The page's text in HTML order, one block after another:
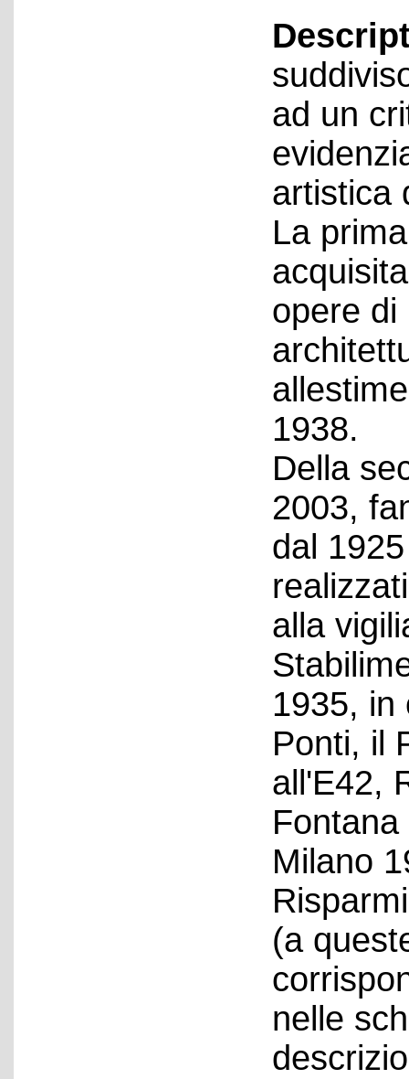
ad un
artistica
La
opere di
1938.
Della
2003,
dal
alla
1935, in
Ponti, il
all'E42,
Milano
(a
nelle